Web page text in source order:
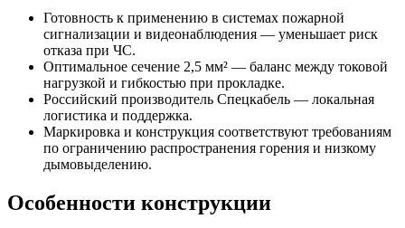
Готовность к применению в системах пожарной
сигнализации и видеонаблюдения — уменьшает риск
отказа при ЧС.
Оптимальное сечение 2,5 мм² — баланс между токовой
нагрузкой и гибкостью при прокладке.
Российский производитель Спецкабель — локальная
логистика и поддержка.
Маркировка и конструкция соответствуют требованиям
по ограничению распространения горения и низкому
дымовыделению.
Особенности конструкции